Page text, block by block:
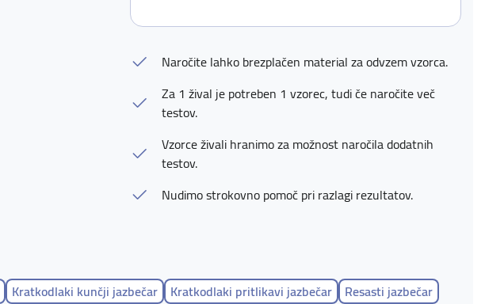
Naročite lahko brezplačen material za odvzem vzorca.
Za 1 žival je potreben 1 vzorec, tudi če naročite več
testov.
Vzorce živali hranimo za možnost naročila dodatnih
testov.
Nudimo strokovno pomoč pri razlagi rezultatov.
Kratkodlaki kunčji jazbečar Kratkodlaki pritlikavi jazbečar Resasti jazbečar